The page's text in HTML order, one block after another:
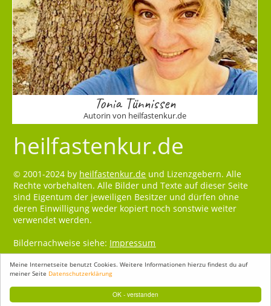
OK - verstanden
Meine Internetseite benutzt Cookies. Weitere Informationen hierzu findest du auf
meiner Seite Datenschutzerklärung
Tonia Tünnissen
Autorin von heilfastenkur.de
heilfastenkur.de
© 2001-2024 by heilfastenkur.de und Lizenzgebern. Alle
Rechte vorbehalten. Alle Bilder und Texte auf dieser Seite
sind Eigentum der jeweiligen Besitzer und dürfen ohne
deren Einwilligung weder kopiert noch sonstwie weiter
verwendet werden.
Bildernachweise siehe: Impressum